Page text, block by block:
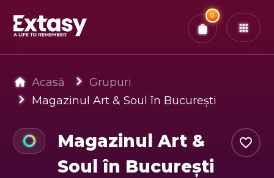
0
x0 Bilete Confirmă & Plătește
Acasă
Grupuri
Magazinul Art & Soul în București
Magazinul Art &
Soul în București